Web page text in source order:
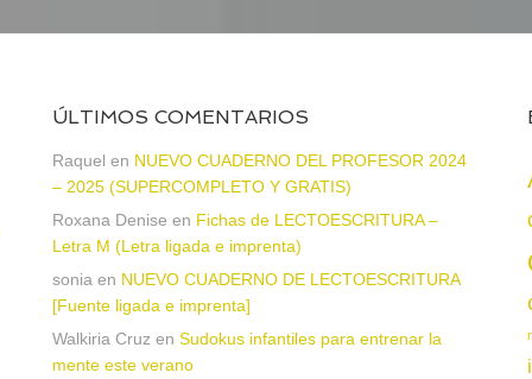
ÚLTIMOS COMENTARIOS
Raquel en NUEVO CUADERNO DEL PROFESOR 2024
– 2025 (SUPERCOMPLETO Y GRATIS)
Roxana Denise en Fichas de LECTOESCRITURA –
Letra M (Letra ligada e imprenta)
sonia en NUEVO CUADERNO DE LECTOESCRITURA
[Fuente ligada e imprenta]
Walkiria Cruz en Sudokus infantiles para entrenar la
mente este verano